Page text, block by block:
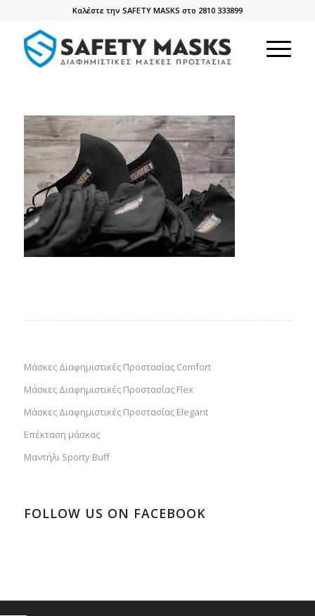
Καλέστε την SAFETY MASKS στο 2810 333899
Μάσκες Διαφημιστικές Προστασίας Comfort
Μάσκες Διαφημιστικές Προστασίας Flex
Μάσκες Διαφημιστικές Προστασίας Elegant
Επέκταση μάσκας
Μαντήλι Sporty Buff
FOLLOW US ON FACEBOOK